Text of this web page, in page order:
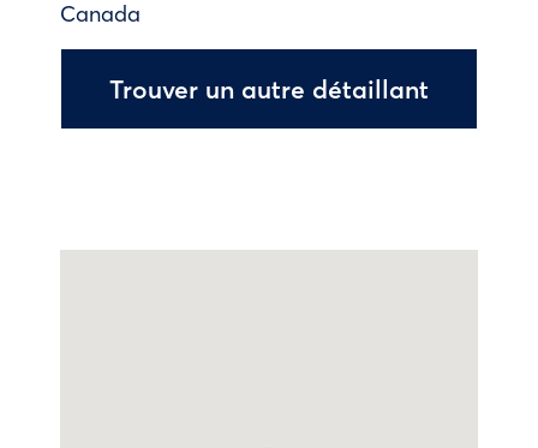
Canada
Trouver un autre détaillant